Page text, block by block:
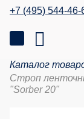
+7 (495) 544-46-
Каталог
Строп
"Sorber 20"